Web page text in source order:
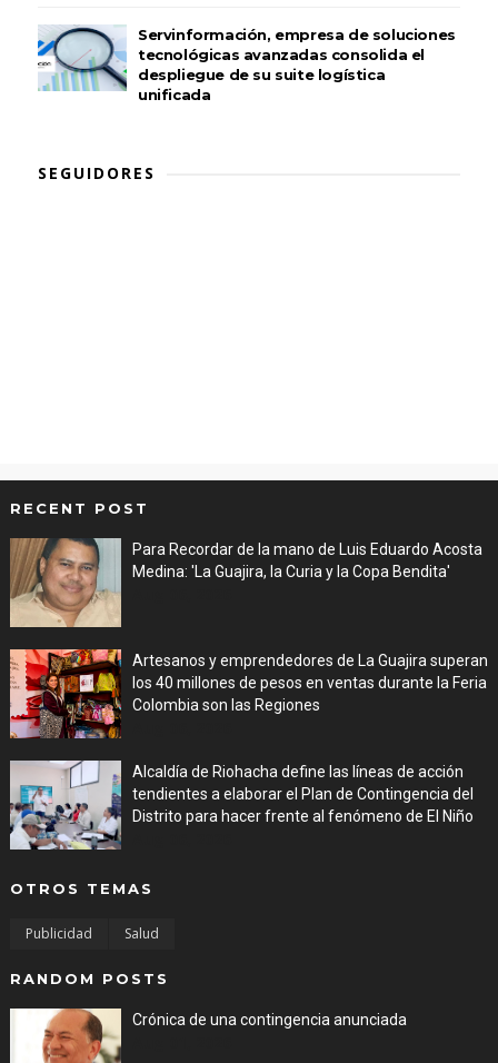
Servinformación, empresa de soluciones
tecnológicas avanzadas consolida el
despliegue de su suite logística
unificada
SEGUIDORES
RECENT POST
Para Recordar de la mano de Luis Eduardo Acosta
Medina: 'La Guajira, la Curia y la Copa Bendita'
Artesanos y emprendedores de La Guajira superan
los 40 millones de pesos en ventas durante la Feria
Colombia son las Regiones
Alcaldía de Riohacha define las líneas de acción
tendientes a elaborar el Plan de Contingencia del
Distrito para hacer frente al fenómeno de El Niño
OTROS TEMAS
Publicidad Salud
RANDOM POSTS
Crónica de una contingencia anunciada